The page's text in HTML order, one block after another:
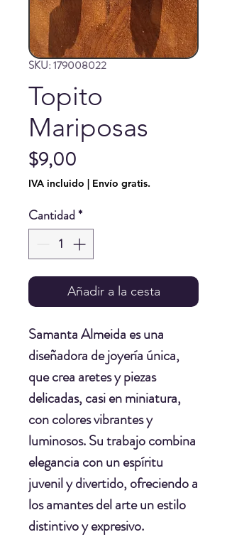
SKU: 179008022
Topito
Mariposas
$9,00
IVA incluido | Envío gratis.
Cantidad*
Añadir a la cesta
Samanta Almeida es una
diseñadora de joyería única,
que crea aretes y piezas
delicadas, casi en miniatura,
con colores vibrantes y
luminosos. Su trabajo combina
elegancia con un espíritu
juvenil y divertido, ofreciendo a
los amantes del arte un estilo
distintivo y expresivo.